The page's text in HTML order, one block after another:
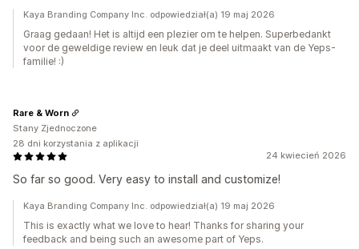
Kaya Branding Company Inc. odpowiedział(a) 19 maj 2026
Graag gedaan! Het is altijd een plezier om te helpen. Superbedankt
voor de geweldige review en leuk dat je deel uitmaakt van de Yeps-
familie! :)
24 kwiecień 2026
So far so good. Very easy to install and customize!
Rare & Worn
Stany Zjednoczone
28 dni korzystania z aplikacji
Kaya Branding Company Inc. odpowiedział(a) 19 maj 2026
This is exactly what we love to hear! Thanks for sharing your
feedback and being such an awesome part of Yeps.